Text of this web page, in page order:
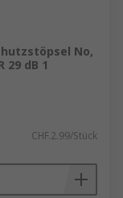
No,
dB 1
CHF.2.99/Stück